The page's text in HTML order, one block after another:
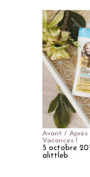
Avant / Après
Vacances !
5 octobre
alittleb